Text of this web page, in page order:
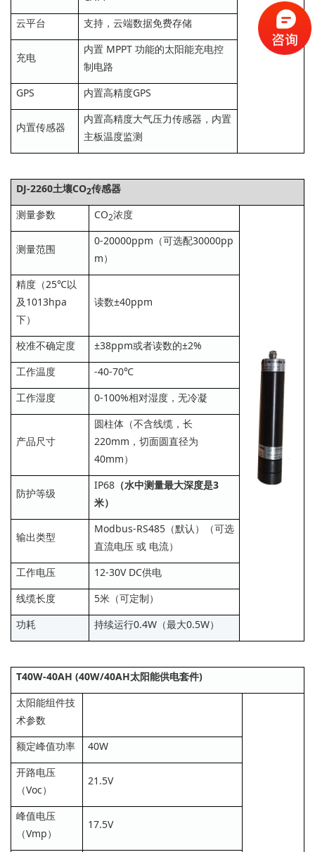
云平台
支持，云端数据免费存储
充电
内置 MPPT 功能的太阳能充电控
制电路
GPS
内置高精度GPS
内置传感器
内置高精度大气压力传感器，内置
主板温度监测
DJ-2260土壤CO2传感器
测量参数
CO2浓度
测量范围
0-20000ppm（可选配30000pp
m）
精度（25℃以
及1013hpa
下）
读数±40ppm
校准不确定度
±38ppm或者读数的±2%
工作温度
-40-70℃
工作湿度
0-100%相对湿度，无冷凝
产品尺寸
圆柱体（不含线缆，长
220mm，切面圆直径为
40mm）
防护等级
IP68 （水中测量最大深度是3
米）
输出类型
Modbus-RS485（默认）（可选
直流电压 或 电流）
工作电压
12-30V DC供电
线缆长度
5米（可定制）
功耗
持续运行0.4W（最大0.5W）
T40W-40AH (40W/40AH太阳能供电套件)
太阳能组件技
术参数
额定峰值功率
40W
开路电压
（Voc）
21.5V
峰值电压
（Vmp）
17.5V